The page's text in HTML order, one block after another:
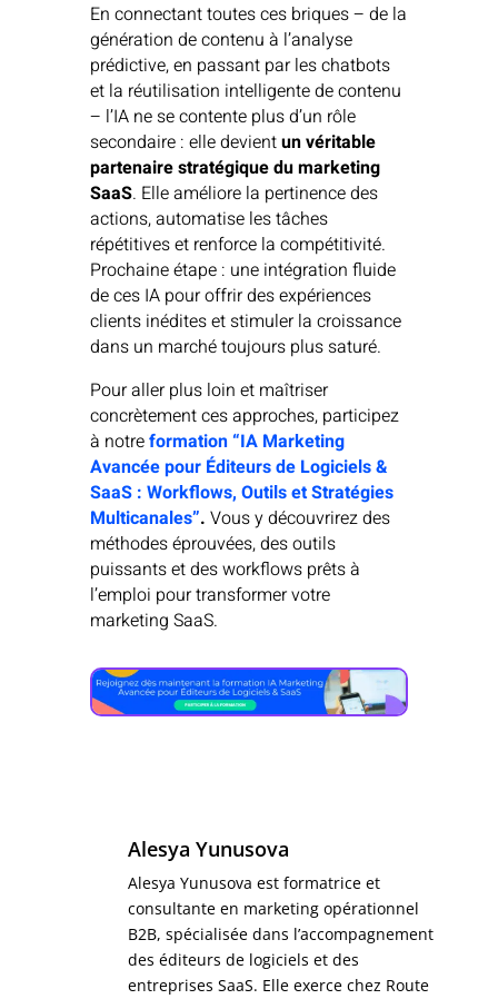
En connectant toutes ces briques – de la
génération de contenu à l’analyse
prédictive, en passant par les chatbots
et la réutilisation intelligente de contenu
– l’IA ne se contente plus d’un rôle
secondaire : elle devientun véritable
partenaire stratégique du marketing
SaaS. Elle améliore la pertinence des
actions, automatise les tâches
répétitives et renforce la compétitivité.
Prochaine étape : une intégration fluide
de ces IA pour offrir des expériences
clients inédites et stimuler la croissance
dans un marché toujours plus saturé.
Pour aller plus loin et maîtriser
concrètement ces approches, participez
à notreformation “IA Marketing
Avancée pour Éditeurs de Logiciels &
SaaS : Workflows, Outils et Stratégies
Multicanales”. Vous y découvrirez des
méthodes éprouvées, des outils
puissants et des workflows prêts à
l’emploi pour transformer votre
marketing SaaS.
Alesya Yunusova
Alesya Yunusova est formatrice et
consultante en marketing opérationnel
B2B, spécialisée dans l’accompagnement
des éditeurs de logiciels et des
entreprises SaaS. Elle exerce chez Route